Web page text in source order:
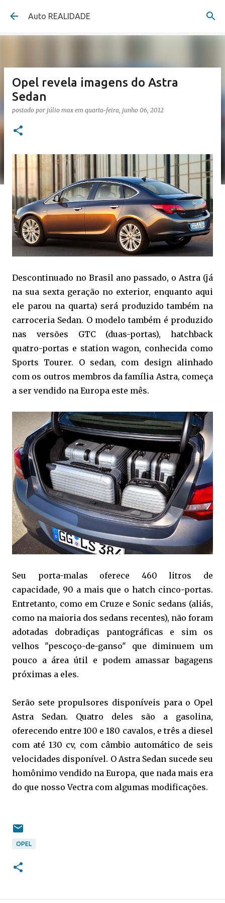
Pular para o conteúdo principal
Auto REALIDADE
Opel revela imagens do Astra
Sedan
postado por júlio max em quarta-feira, junho 06, 2012
Descontinuado no Brasil ano passado, o Astra (já
na sua sexta geração no exterior, enquanto aqui
ele parou na quarta) será produzido também na
carroceria Sedan. O modelo também é produzido
nas versões GTC (duas-portas), hatchback
quatro-portas e station wagon, conhecida como
Sports Tourer. O sedan, com design alinhado
com os outros membros da família Astra, começa
a ser vendido na Europa este mês.
Seu porta-malas oferece 460 litros de
capacidade, 90 a mais que o hatch cinco-portas.
Entretanto, como em Cruze e Sonic sedans (aliás,
como na maioria dos sedans recentes), não foram
adotadas dobradiças pantográficas e sim os
velhos "pescoço-de-ganso" que diminuem um
pouco a área útil e podem amassar bagagens
próximas a eles.
Serão sete propulsores disponíveis para o Opel
Astra Sedan. Quatro deles são a gasolina,
oferecendo entre 100 e 180 cavalos, e três a diesel
com até 130 cv, com câmbio automático de seis
velocidades disponível. O Astra Sedan sucede seu
homônimo vendido na Europa, que nada mais era
do que nosso Vectra com algumas modificações.
OPEL